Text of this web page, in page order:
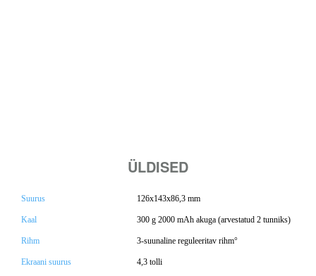
ÜLDISED
Suurus 126x143x86,3 mm
Kaal 300 g 2000 mAh akuga (arvestatud 2 tunniks)
Rihm 3-suunaline reguleeritav rihm°
Ekraani suurus 4,3 tolli